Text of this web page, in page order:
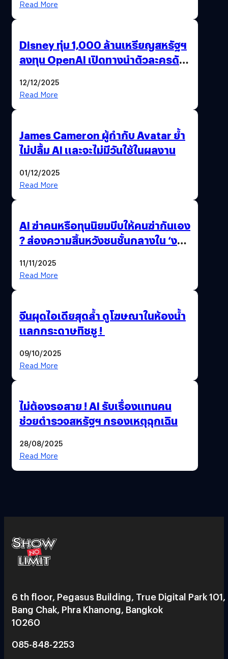
Read More
Disney ทุ่ม 1,000 ล้านเหรียญสหรัฐฯ
ลงทุน OpenAI เปิดทางนำตัวละครดัง
12/12/2025
Read More
James Cameron ผู้กำกับ Avatar ย้ำ
ไม่ปลื้ม AI และจะไม่มีวันใช้ในผลงาน
01/12/2025
Read More
AI ฆ่าคนหรือทุนนิยมบีบให้คนฆ่ากันเอง
? ส่องความสิ้นหวังชนชั้นกลางใน ‘งาน
11/11/2025
Read More
จีนผุดไอเดียสุดล้ำ ดูโฆษณาในห้องน้ำ
แลกกระดาษทิชชู !
09/10/2025
Read More
ไม่ต้องรอสาย ! AI รับเรื่องแทนคน
ช่วยตำรวจสหรัฐฯ กรองเหตุฉุกเฉิน
28/08/2025
Read More
6 th floor, Pegasus Building, True Digital Park 101,
Bang Chak, Phra Khanong, Bangkok
10260
085-848-2253